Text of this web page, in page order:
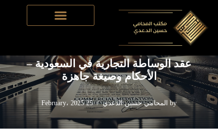
Skip
Home
-نظام العقود التجارية في السعودية-عقد الوساطة التجارية
في السعودية – الأحكام وصيغة جاهزة
عقد الوساطة التجارية في السعودية –
الأحكام وصيغة جاهزة
by المحامي حسين الدعدي 25 February، 2025